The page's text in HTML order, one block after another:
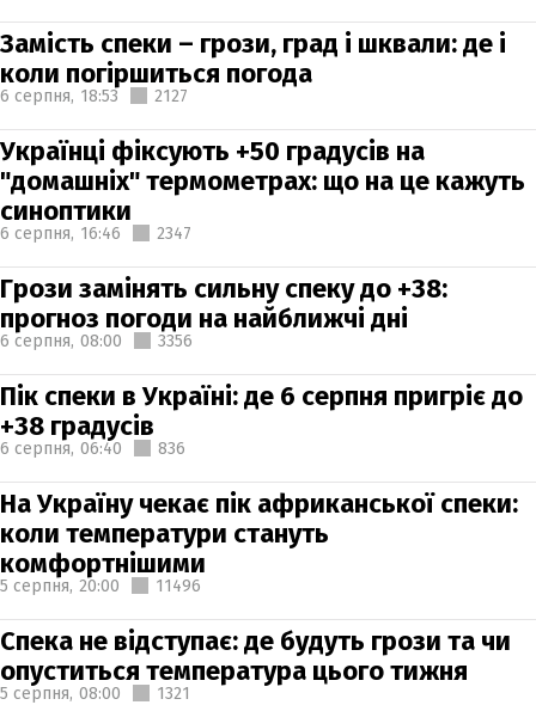
Замість спеки – грози, град і шквали: де і
коли погіршиться погода
6 серпня, 18:53 2127
Українці фіксують +50 градусів на
"домашніх" термометрах: що на це кажуть
синоптики
6 серпня, 16:46 2347
Грози замінять сильну спеку до +38:
прогноз погоди на найближчі дні
6 серпня, 08:00 3356
Пік спеки в Україні: де 6 серпня пригріє до
+38 градусів
6 серпня, 06:40 836
На Україну чекає пік африканської спеки:
коли температури стануть
комфортнішими
5 серпня, 20:00 11496
Спека не відступає: де будуть грози та чи
опуститься температура цього тижня
5 серпня, 08:00 1321